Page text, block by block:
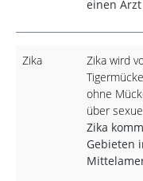
einen
Zika
Zika wird
ohne
über
Zika
Gebieten